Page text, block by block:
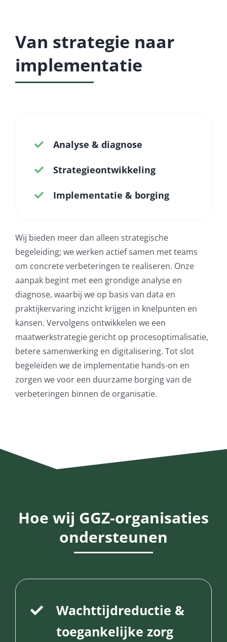
Van strategie naar
implementatie
Analyse & diagnose
Strategieontwikkeling
Implementatie & borging
Wij bieden meer dan alleen strategische
begeleiding; we werken actief samen met teams
om concrete verbeteringen te realiseren. Onze
aanpak begint met een grondige analyse en
diagnose, waarbij we op basis van data en
praktijkervaring inzicht krijgen in knelpunten en
kansen. Vervolgens ontwikkelen we een
maatwerkstrategie gericht op procesoptimalisatie,
betere samenwerking en digitalisering. Tot slot
begeleiden we de implementatie hands-on en
zorgen we voor een duurzame borging van de
verbeteringen binnen de organisatie.
Hoe wij GGZ-organisaties
ondersteunen
Wachttijdreductie &
toegankelijke zorg